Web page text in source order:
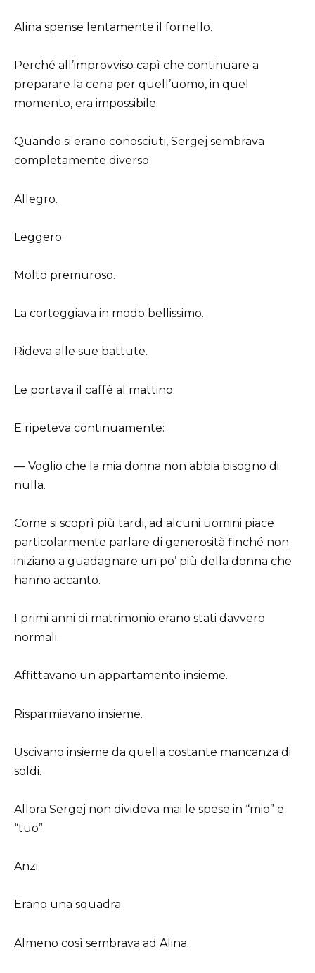
Alina spense lentamente il fornello.
Perché all’improvviso capì che continuare a
preparare la cena per quell’uomo, in quel
momento, era impossibile.
Quando si erano conosciuti, Sergej sembrava
completamente diverso.
Allegro.
Leggero.
Molto premuroso.
La corteggiava in modo bellissimo.
Rideva alle sue battute.
Le portava il caffè al mattino.
E ripeteva continuamente:
— Voglio che la mia donna non abbia bisogno di
nulla.
Come si scoprì più tardi, ad alcuni uomini piace
particolarmente parlare di generosità finché non
iniziano a guadagnare un po’ più della donna che
hanno accanto.
I primi anni di matrimonio erano stati davvero
normali.
Affittavano un appartamento insieme.
Risparmiavano insieme.
Uscivano insieme da quella costante mancanza di
soldi.
Allora Sergej non divideva mai le spese in “mio” e
“tuo”.
Anzi.
Erano una squadra.
Almeno così sembrava ad Alina.